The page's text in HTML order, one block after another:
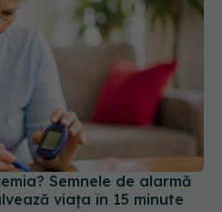
Semnele de alarmă
viața în 15 minute